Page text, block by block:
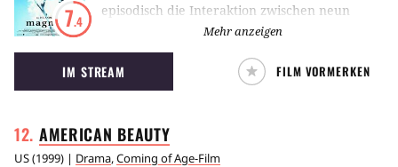
7.4
episodisch die Interaktion zwischen neun
Charakteren am Magnolia Boulevard.
Mehr anzeigen
IM STREAM FILM VORMERKEN
AMERICAN BEAUTY
US(1999) | Drama,Coming of Age-Film